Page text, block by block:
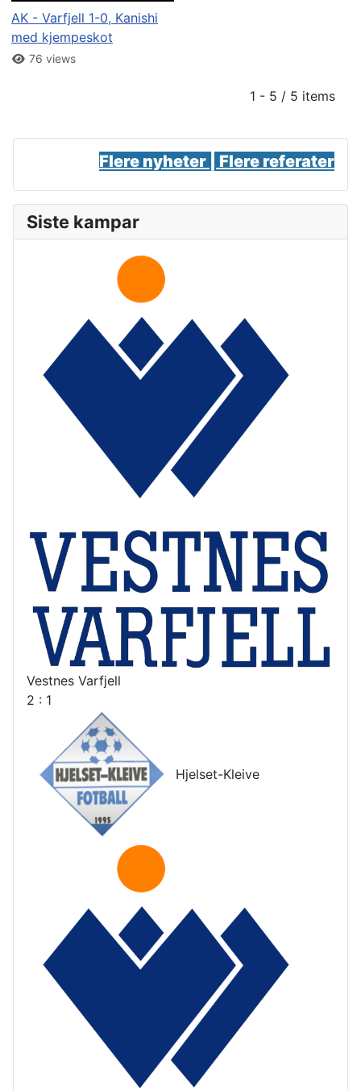
AK - Varfjell 1-0, Kanishi
med kjempeskot
76 views
1 - 5 / 5 items
Flere nyheter | Flere referater
Siste kampar
Vestnes Varfjell
2 : 1
Hjelset-Kleive